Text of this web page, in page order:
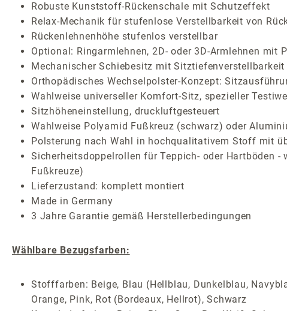
Robuste Kunststoff-Rückenschale mit Schutzeffekt
Relax-Mechanik für stufenlose Verstellbarkeit von
Rückenlehnenhöhe stufenlos verstellbar
Optional: Ringarmlehnen, 2D- oder 3D-Armlehnen mit
Mechanischer Schiebesitz mit Sitztiefenverstellbarkeit
Orthopädisches Wechselpolster-Konzept:
Wahlweise universeller Komfort-Sitz, spezieller
Sitzhöheneinstellung, druckluftgesteuert
Wahlweise Polyamid Fußkreuz (schwarz) oder
Polsterung nach Wahl in hochqualitativem Stoff mit
Sicherheitsdoppelrollen für Teppich- oder Hartböden
Fußkreuze)
Lieferzustand: komplett montiert
Made in Germany
3 Jahre Garantie gemäß Herstellerbedingungen
Wählbare Bezugsfarben:
Stofffarben: Beige, Blau (Hellblau, Dunkelblau,
Orange, Pink, Rot (Bordeaux, Hellrot), Schwarz